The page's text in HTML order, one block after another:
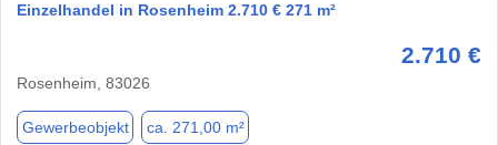
Einzelhandel in Rosenheim 2.710 € 271 m²
2.710 €
Rosenheim, 83026
Gewerbeobjekt ca. 271,00 m²